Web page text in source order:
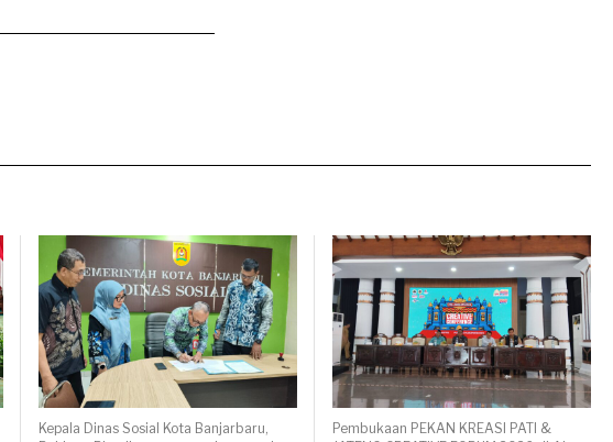
Kepala Dinas Sosial Kota Banjarbaru,
Pembukaan PEKAN KREASI PATI &